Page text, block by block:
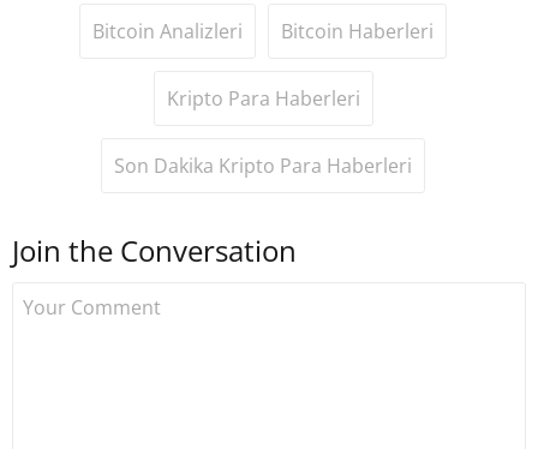
Bitcoin Analizleri Bitcoin Haberleri
Kripto Para Haberleri
Son Dakika Kripto Para Haberleri
Join the Conversation